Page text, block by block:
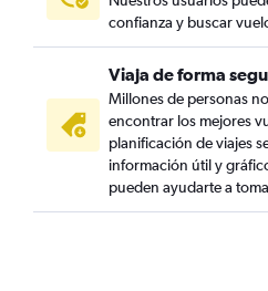
confianza y buscar
Viaja de forma
Millones de personas
encontrar los mejores
planificación de viajes
información útil y
pueden ayudarte a